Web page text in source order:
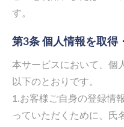
す。
第3条 個人情報を取得
本サービスにおいて、個
以下のとおりです。
1.お客様ご自身の登録情
っていただくために、氏